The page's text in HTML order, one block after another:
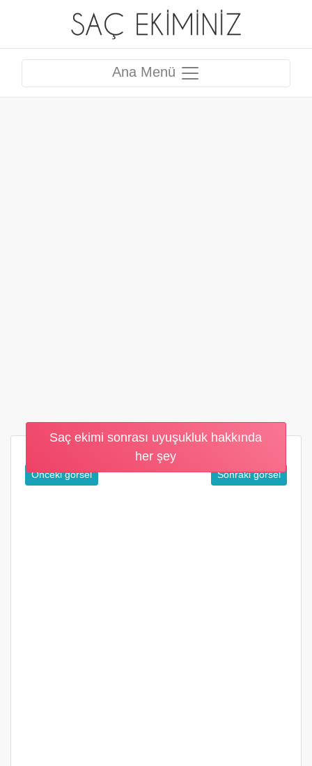
Ana Menü
Saç ekimi sonrası uyuşukluk hakkında
her şey
Önceki görsel Sonraki görsel